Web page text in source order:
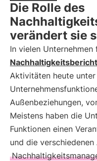
Die Rolle des
verändert sie
In vielen Unternehmen
Nachhaltigkeitsbericht
Aktivitäten heute
Außenbeziehungen,
Meistens haben die
Funktionen einen
und die